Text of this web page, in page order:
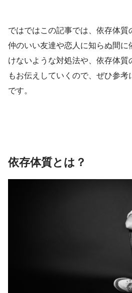
ではではこの記事では、依存体質
仲のいい友達や恋人に知らぬ間に
けないような対処法や、依存体質
もお伝えしていくので、ぜひ参
です。
依存体質とは？